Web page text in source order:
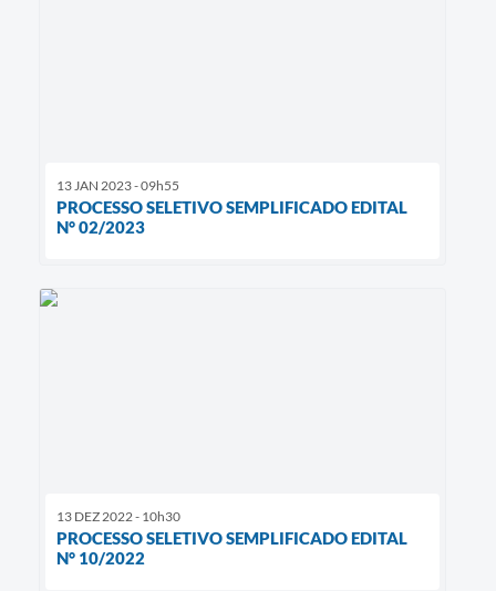
13 JAN 2023 - 09h55
PROCESSO SELETIVO SEMPLIFICADO EDITAL
N° 02/2023
13 DEZ 2022 - 10h30
PROCESSO SELETIVO SEMPLIFICADO EDITAL
N° 10/2022